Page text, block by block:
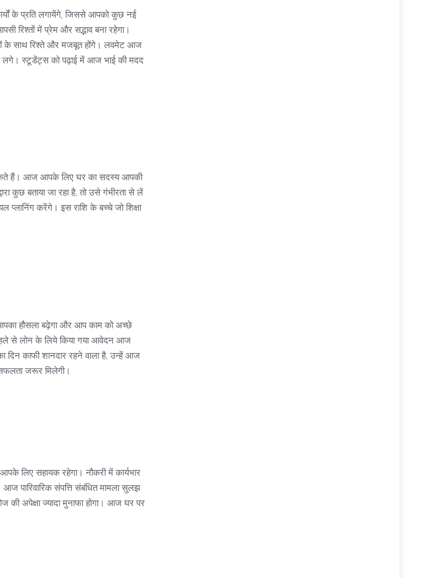
के प्रति लगायेंगे, जिससे आपको कुछ नई
रिश्तों में प्रेम और सद्भाव बना रहेगा।
के साथ रिश्ते और मजबूत होंगे। लवमेट आज
लगे। स्टूडेंट्स को पढ़ाई में आज भाई की मदद
हैं। आज आपके लिए घर का सदस्य आपकी
कुछ बताया जा रहा है, तो उसे गंभीरता से लें
करेंगे। इस राशि के बच्चे जो शिक्षा
हौसला बढ़ेगा और आप काम को अच्छे
से लोन के लिये किया गया आवेदन आज
दिन काफी शानदार रहने वाला है, उन्हें आज
जरूर मिलेगी।
लिए सहायक रहेगा। नौकरी में कार्यभार
पारिवारिक संपत्ति संबंधित मामला सुलझ
की अपेक्षा ज्यादा मुनाफा होगा। आज घर पर